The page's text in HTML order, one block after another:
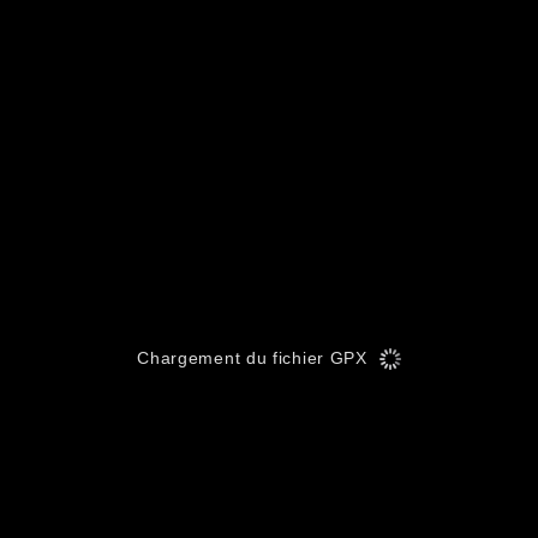
Chargement du fichier GPX